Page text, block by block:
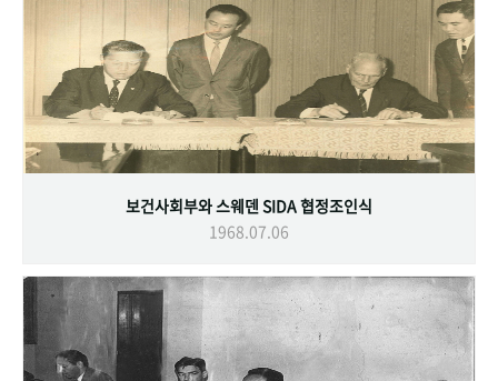
보건사회부와 스웨덴 SIDA 협정조인식
1968.07.06